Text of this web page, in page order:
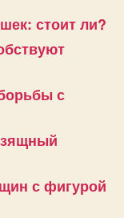
стоит ли?
с
с фигурой